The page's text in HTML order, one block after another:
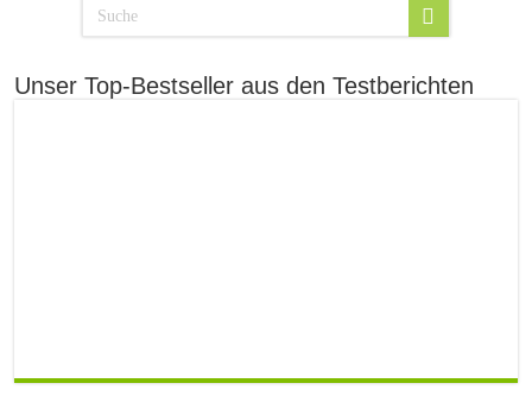
Unser Top-Bestseller aus den Testberichten